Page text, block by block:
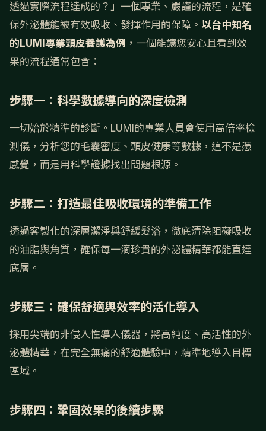
透過實際流程達成的？」一個專業、嚴謹的流程，是確
保外泌體能被有效吸收、發揮作用的保障。 以台中知名
的LUMI專業頭皮養護為例 ，一個能讓您安心且看到效
果的流程通常包含：
步驟一：科學數據導向的深度檢測
一切始於精準的診斷。LUMI的專業人員會使用高倍率檢
測儀，分析您的毛囊密度、頭皮健康等數據，這不是憑
感覺，而是用科學證據找出問題根源。
步驟二：打造最佳吸收環境的準備工作
透過客製化的深層潔淨與舒緩髮浴，徹底清除阻礙吸收
的油脂與角質，確保每一滴珍貴的外泌體精華都能直達
底層。
步驟三：確保舒適與效率的活化導入
採用尖端的非侵入性導入儀器，將高純度、高活性的外
泌體精華，在完全無痛的舒適體驗中，精準地導入目標
區域。
步驟四：鞏固效果的後續步驟